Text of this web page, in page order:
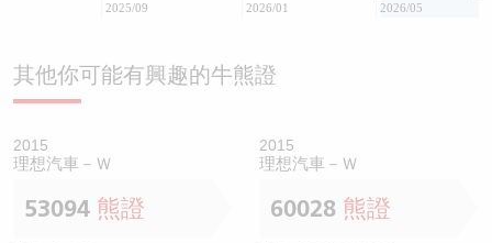
2025/09 2026/01 2026/05
其他你可能有興趣的牛熊證
2015
理想汽車－Ｗ
53094 熊證
2015
理想汽車－Ｗ
60028 熊證